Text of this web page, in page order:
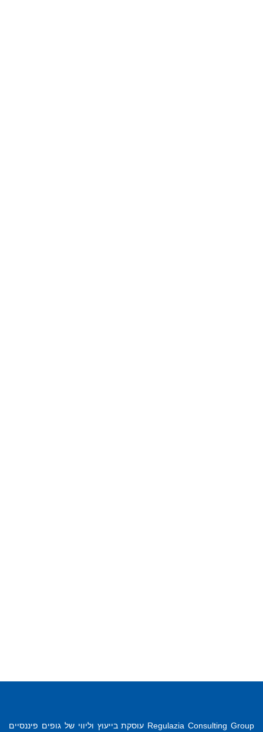
Regulazia Consulting Group עוסקת בייעוץ וליווי של גופים פיננסיים